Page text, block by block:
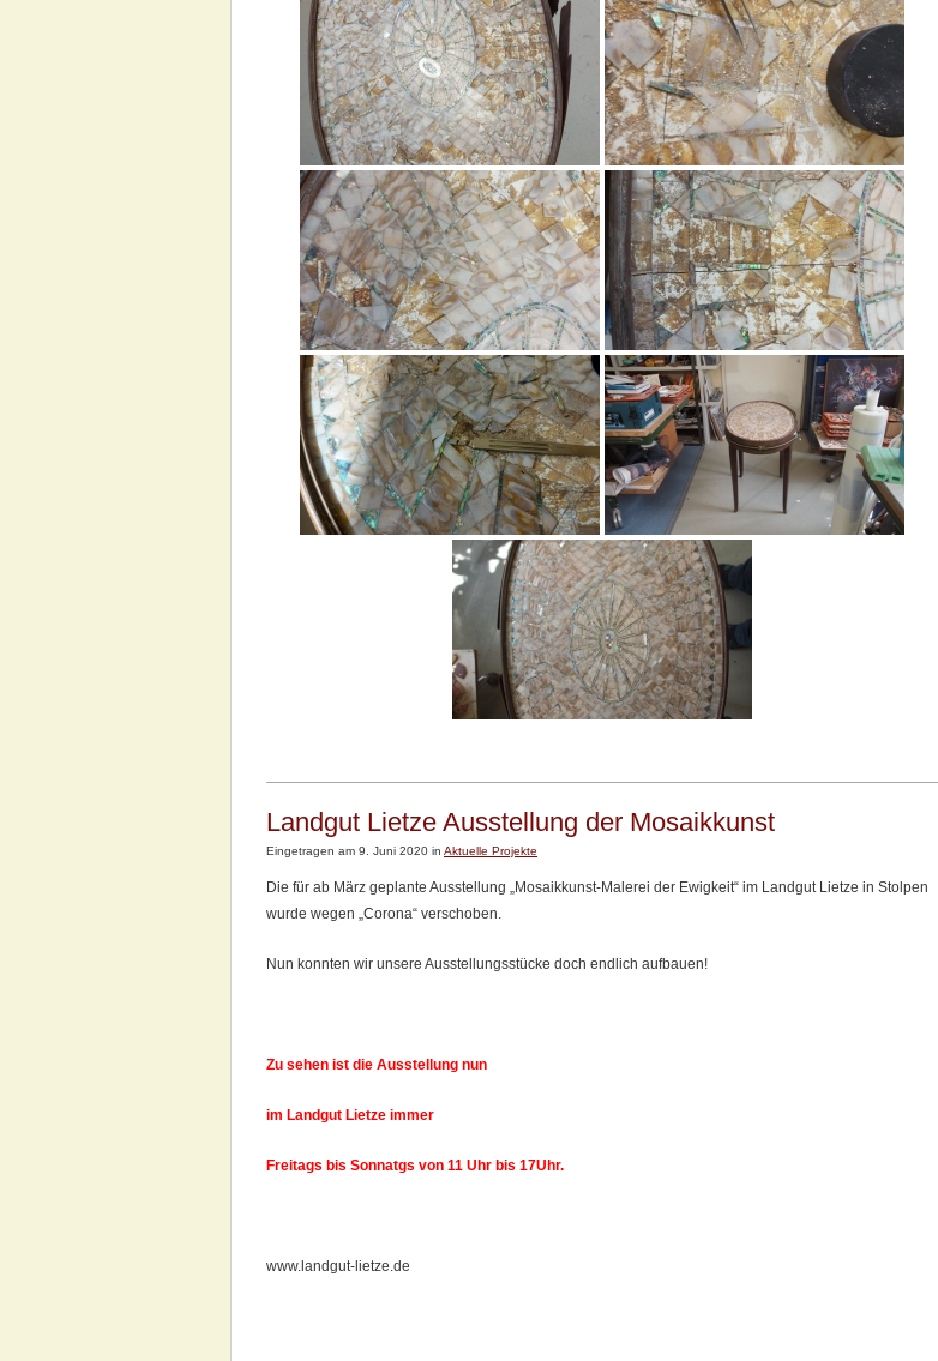
Landgut Lietze Ausstellung der Mosaikkunst
Eingetragen am 9. Juni 2020 in Aktuelle Projekte
Die für ab März geplante Ausstellung „Mosaikkunst-Malerei der Ewigkeit“ im Landgut Lietze in Stolpen
wurde wegen „Corona“ verschoben.
Nun konnten wir unsere Ausstellungsstücke doch endlich aufbauen!
Zu sehen ist die Ausstellung nun
im Landgut Lietze immer
Freitags bis Sonnatgs von 11 Uhr bis 17Uhr.
www.landgut-lietze.de